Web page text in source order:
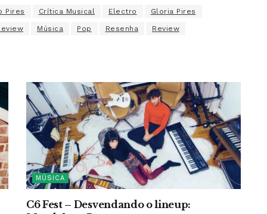
Pires Crítica Musical Electro Gloria Pires
Música Pop Resenha Review
MÚSICA
C6 Fest – Desvendando o lineup: